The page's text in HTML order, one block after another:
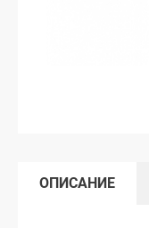
ОПИСАНИЕ